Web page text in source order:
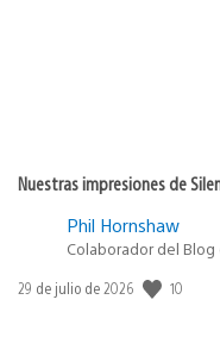
Nuestras impresiones de
Phil Hornshaw
Colaborador del
Fecha
29 de julio de 2026 10